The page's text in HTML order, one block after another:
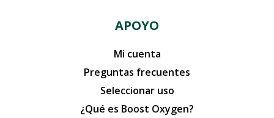
APOYO
Mi cuenta
Preguntas frecuentes
Seleccionar uso
¿Qué es Boost Oxygen?